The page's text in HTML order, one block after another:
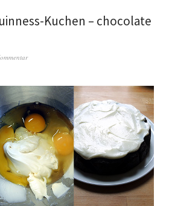
Kuchen – chocolate